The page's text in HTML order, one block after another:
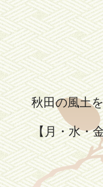
秋田の風土
【月・水・